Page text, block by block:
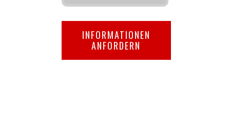
INFORMATIONEN
ANFORDERN